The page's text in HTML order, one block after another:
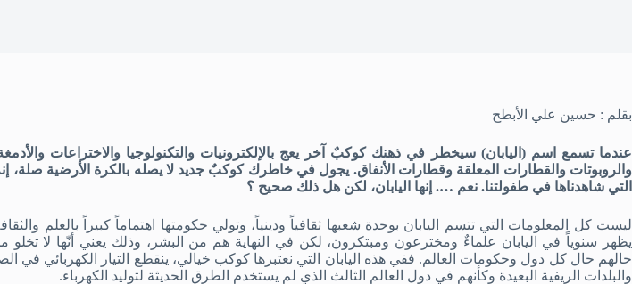
بقلم : حسين علي الأبطح
عندما تسمع اسم (اليابان) سيخطر في ذهنك كوكبٌ آخر يعج بالإلكترونيات والتكنولوجيا والاختراعات
والروبوتات والقطارات المعلقة وقطارات الأنفاق. يجول في خاطرك كوكبٌ جديد لا يصله بالكرة الأرضية صلة، إنه
التي شاهدناها في طفولتنا. نعم …. إنها اليابان، لكن هل ذلك صحيح ؟
ليست كل المعلومات التي تتسم اليابان بوحدة شعبها ثقافياً ودينياً، وتولي حكومتها اهتماماً كبيراً بالعلم
يظهر سنوياً في اليابان علماءٌ ومخترعون ومبتكرون، لكن في النهاية هم من البشر، وذلك يعني أنّها لا تخلو
حالهم حال كل دول وحكومات العالم. ففي هذه اليابان التي نعتبرها كوكب خيالي، ينقطع التيار الكهربائي في
والبلدات الريفية البعيدة وكأنهم في دول العالم الثالث الذي لم يستخدم الطرق الحديثة لتوليد الكهرباء.